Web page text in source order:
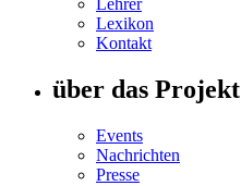
Lehrer
Lexikon
Kontakt
über das Projekt
Events
Nachrichten
Presse